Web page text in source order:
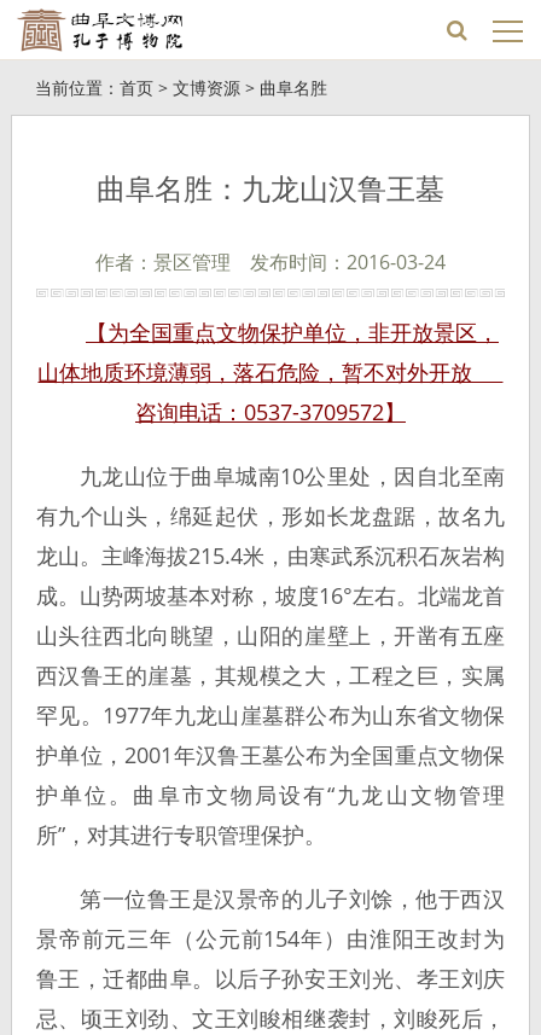
当前位置： 首页> 文博资源> 曲阜名胜
曲阜名胜：九龙山汉鲁王墓
作者：景区管理 发布时间：2016-03-24
【为全国重点文物保护单位，非开放景区，
山体地质环境薄弱，落石危险，暂不对外开放
咨询电话：0537-3709572】
九龙山位于曲阜城南10公里处，因自北至南
有九个山头，绵延起伏，形如长龙盘踞，故名九
龙山。主峰海拔215.4米，由寒武系沉积石灰岩构
成。山势两坡基本对称，坡度16°左右。北端龙首
山头往西北向眺望，山阳的崖壁上，开凿有五座
西汉鲁王的崖墓，其规模之大，工程之巨，实属
罕见。1977年九龙山崖墓群公布为山东省文物保
护单位，2001年汉鲁王墓公布为全国重点文物保
护单位。曲阜市文物局设有“九龙山文物管理
所”，对其进行专职管理保护。
第一位鲁王是汉景帝的儿子刘馀，他于西汉
景帝前元三年（公元前154年）由淮阳王改封为
鲁王，迁都曲阜。以后子孙安王刘光、孝王刘庆
忌、顷王刘劲、文王刘睃相继袭封，刘睃死后，